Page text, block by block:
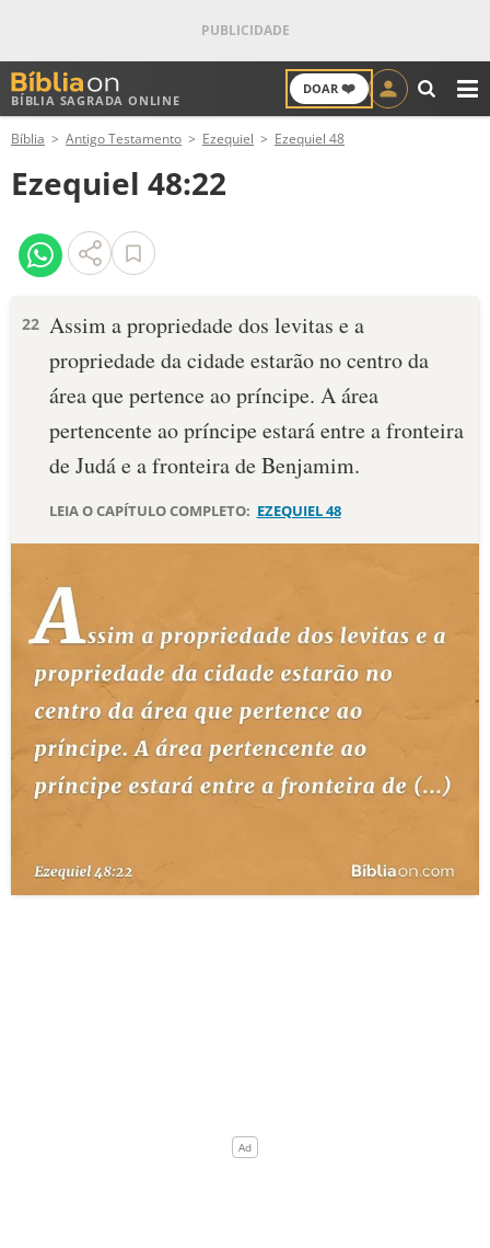
BÍBLIA SAGRADA ONLINE
DOAR ❤️
ANTIGO TESTAMENTO
NOVO TESTAMENTO
VERSÍCULOS
PALAVRA DO DIA
SALMO DO DIA
DEVOCIONAL DIÁRIO
ESTUDOS BÍBLICOS
ESBOÇOS DE PREGAÇÃO
PERGUNTE À BÍBLIA IA
QUEM SOMOS
Bíblia Antigo Testamento Ezequiel Ezequiel 48
Ezequiel 48:22
22 Assim a propriedade dos levitas e a
propriedade da cidade estarão no centro da
área que pertence ao príncipe. A área
pertencente ao príncipe estará entre a fronteira
de Judá e a fronteira de Benjamim.
LEIA O CAPÍTULO COMPLETO: EZEQUIEL 48